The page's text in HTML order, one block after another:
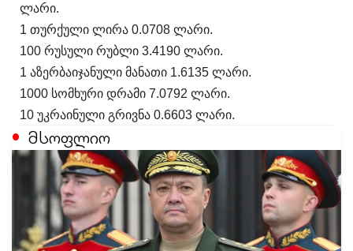
ლარი.
1 თურქული ლირა 0.0708 ლარი.
100 რუსული რუბლი 3.4190 ლარი.
1 აზერბაიჯანული მანათი 1.6135 ლარი.
1000 სომხური დრამი 7.0792 ლარი.
10 უკრაინული გრივნა 0.6603 ლარი.
მსოფლიო